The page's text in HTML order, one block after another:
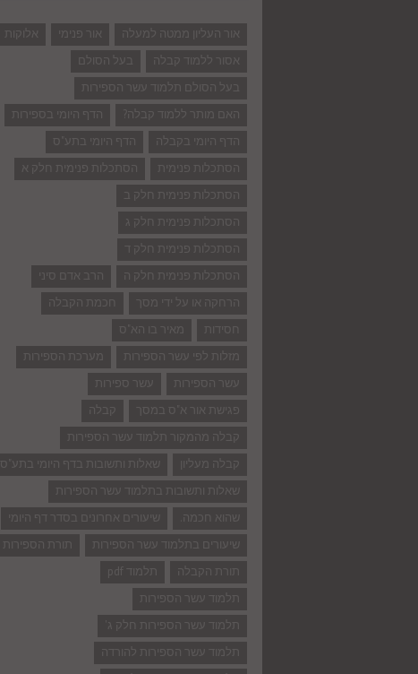
אור העליון ממטה למעלה אור פנימי
אלוקות
אסור ללמוד קבלה
בעל הסולם
בעל הסולם תלמוד עשר הספירות
האם מותר ללמוד קבלה?
הדף היומי בספירות
הדף היומי בקבלה
הדף היומי בתע"ס
הסתכלות פנימית
הסתכלות פנימית חלק א
הסתכלות פנימית חלק ב
הסתכלות פנימית חלק ג
הסתכלות פנימית חלק ד
הסתכלות פנימית חלק ה
הרב אדם סיני
הרחקה או על ידי מסך
חכמת הקבלה
חסידות
מאיר בו הא"ס
מזלות לפי עשר הספירות
מערכת הספירות
עשר הספירות
עשר ספירות
פגישת אור א"ס במסך
קבלה
קבלה מהמקור תלמוד עשר הספירות
קבלה מעליון
שאלות ותשובות בדף היומי בתע"ס
שאלות ותשובות בתלמוד עשר הספירות
שהוא חכמה.
שיעורים אחרונים בסדר דף היומי
שיעורים בתלמוד עשר הספירות
תורת הספירות
תורת הקבלה
תלמוד pdf
תלמוד עשר הספירות
תלמוד עשר הספירות חלק ג'
תלמוד עשר הספירות להורדה